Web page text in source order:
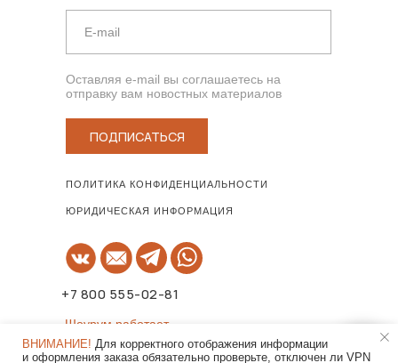
+7 800 555-02-81
ПОЛИТИКА КОНФИДЕНЦИАЛЬНОСТИ
ЮРИДИЧЕСКАЯ ИНФОРМАЦИЯ
Оставляя e-mail вы соглашаетесь на
отправку вам новостных материалов
ПОДПИСАТЬСЯ
Шоурум работает
по предварительной записи!
ВНИМАНИЕ! Для корректного отображения информации
и оформления заказа обязательно проверьте, отключен ли VPN